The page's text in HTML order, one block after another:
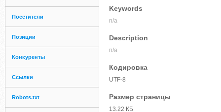
Посетители
Позиции
Конкуренты
Ссылки
Robots.txt
Keywords
n/a
Description
n/a
Кодировка
UTF-8
Размер страницы
13.22 КБ